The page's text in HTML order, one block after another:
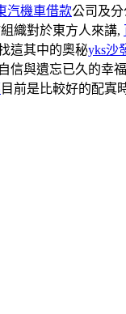
汽機車借款公司及
織對於東方人來講,
這其中的奧秘yks沙
信與遺忘已久的幸
目前是比較好的配寘